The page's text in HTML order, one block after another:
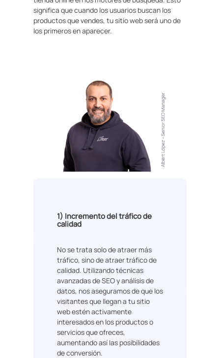
significa que cuando los usuarios buscan los
productos que vendes, tu sitio web será uno de
los primeros en aparecer.
1) Incremento del tráfico de
calidad
No se trata solo de atraer más
tráfico, sino de atraer tráfico de
calidad. Utilizando técnicas
avanzadas de SEO y análisis de
datos, nos aseguramos de que los
visitantes que llegan a tu sitio
web estén activamente
interesados en los productos o
servicios que ofreces,
aumentando así las posibilidades
de conversión.